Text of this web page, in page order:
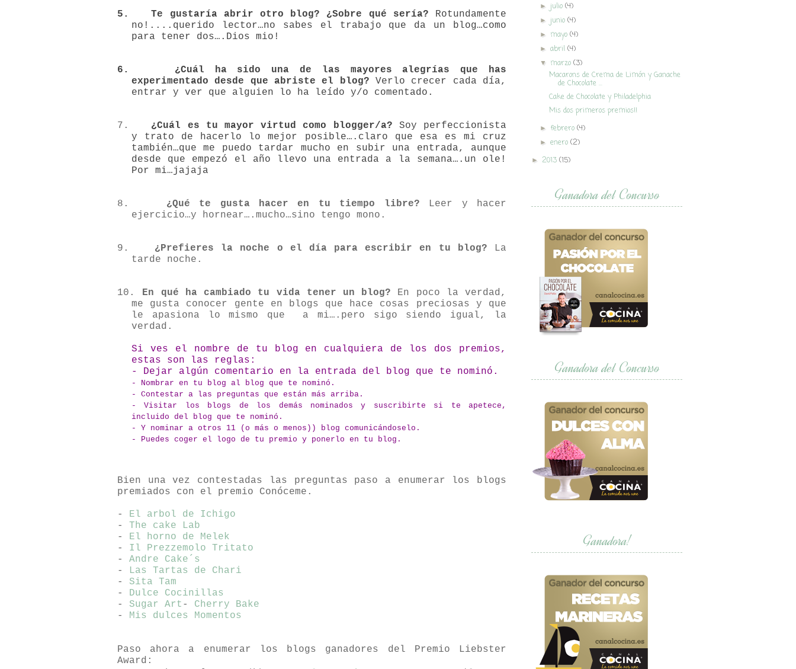
5. Te gustaría abrir otro blog? ¿Sobre qué sería? Rotundamente
no!....querido lector…no sabes el trabajo que da un blog…como
para tener dos….Dios mio!
6. ¿Cuál ha sido una de las mayores alegrías que has
experimentado desde que abriste el blog? Verlo crecer cada día,
entrar y ver que alguien lo ha leído y/o comentado.
7. ¿Cuál es tu mayor virtud como blogger/a? Soy perfeccionista
y trato de hacerlo lo mejor posible….claro que esa es mi cruz
también…que me puedo tardar mucho en subir una entrada, aunque
desde que empezó el año llevo una entrada a la semana….un ole!
Por mi…jajaja
8. ¿Qué te gusta hacer en tu tiempo libre? Leer y hacer
ejercicio…y hornear….mucho…sino tengo mono.
9. ¿Prefieres la noche o el díapara escribir en tu blog? La
tarde noche.
10. En qué ha cambiado tu vidatener un blog? En poco la verdad,
me gusta conocer gente en blogs que hace cosas preciosas y que
le apasiona lo mismo que
a mi….pero sigo siendo igual, la
verdad.
Si ves el nombre de tu blog en cualquiera de los dos premios,
estas son las reglas:
- Dejar algún comentario en la entrada del blog que te nominó.
- Nombrar en tu blog al blog que te nominó.
- Contestar a las preguntas que están más arriba.
- Visitar los blogs de los demás nominados y suscribirte si te apetece,
incluido del blog que te nominó.
- Y nominar a otros 11 (o más o menos)) blog comunicándoselo.
- Puedes coger el logo de tu premio y ponerlo en tu blog.
Bien una vez contestadas las preguntas paso a enumerar los blogs
premiados con el premio Conóceme.
-
El arbol de Ichigo
- The cake Lab
-
El horno de Melek
- Il Prezzemolo Tritato
- Andre Cake´s
-
Las Tartas de Chari
- Sita Tam
-
Dulce Cocinillas
- Sugar Art - Cherry Bake
-
Mis dulces Momentos
Paso ahora a enumerar los blogs ganadores del Premio Liebster
Award:
► julio (4)
► junio (4)
► mayo (4)
►abril (4)
▼ marzo (3)
Macarons de Crema de Limón y Ganache
de Chocolate ...
Cake de Chocolate y Philadelphia
Mis dos primeros premios!!
► febrero (4)
►enero (2)
► 2013 (15)
Ganadora del Concurso
Ganadora del Concurso
Ganadora!